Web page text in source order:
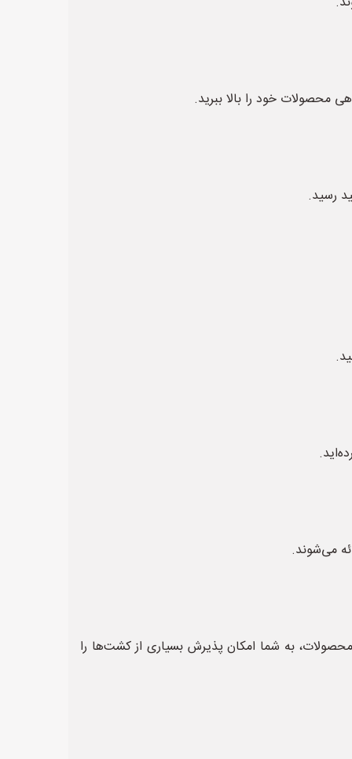
محصولات خود را بالا ببرید.
رسید.
می‌شوند.
محصولات، به شما امکان پذیرش بسیاری از کشت‌ها را